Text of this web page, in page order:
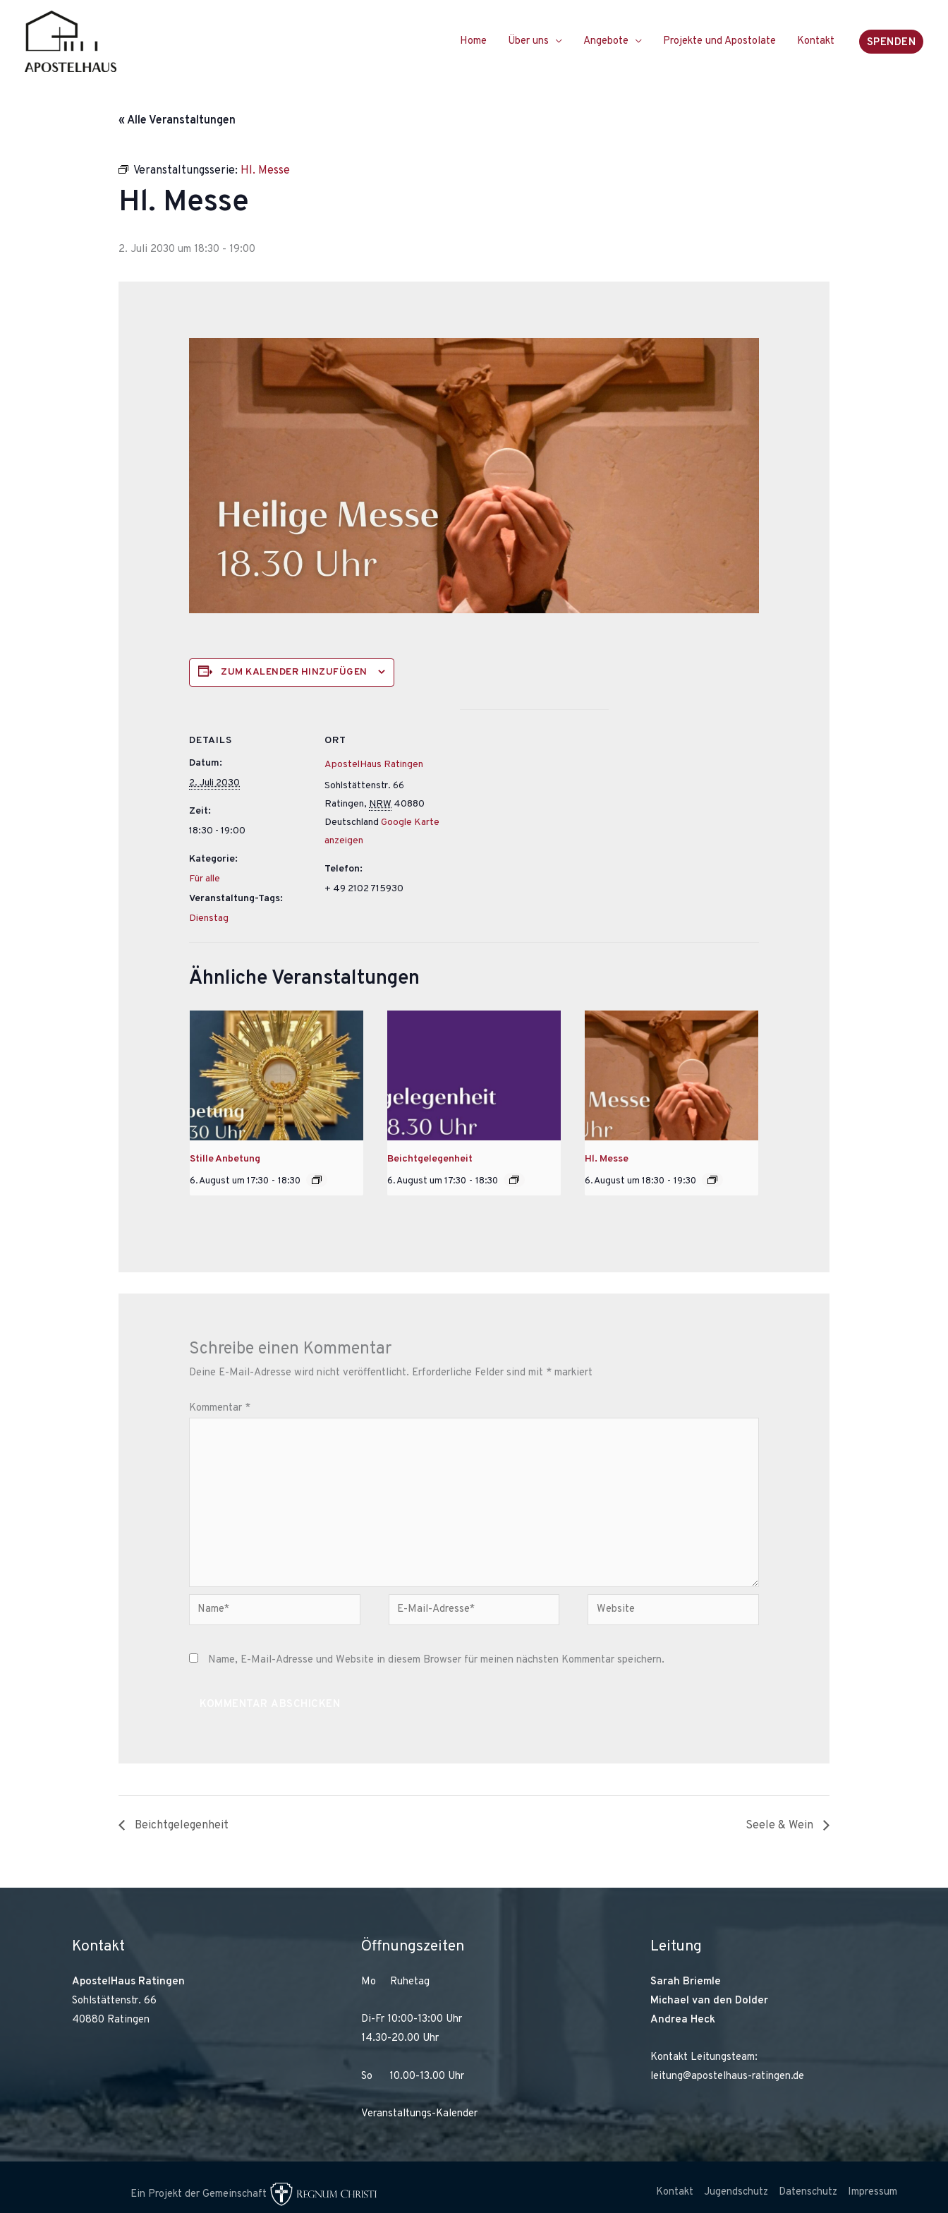
Inhalt
springen
Home Über uns Angebote Projekte und Apostolate Kontakt SPENDEN
« Alle Veranstaltungen
Veranstaltungsserie: Hl. Messe
Hl. Messe
2. Juli 2030 um 18:30 - 19:00
ZUM KALENDER HINZUFÜGEN
DETAILS
Datum:
2. Juli 2030
Zeit:
18:30 - 19:00
Kategorie:
Für alle
Veranstaltung-Tags:
Dienstag
ORT
ApostelHaus Ratingen
Sohlstättenstr. 66
Ratingen, NRW 40880
Deutschland Google Karte
anzeigen
Telefon:
+ 49 2102 715930
Ähnliche Veranstaltungen
Stille Anbetung
6. August um 17:30 - 18:30
Beichtgelegenheit
6. August um 17:30 - 18:30
Hl. Messe
6. August um 18:30 - 19:30
Schreibe einen Kommentar
Deine E-Mail-Adresse wird nicht veröffentlicht. Erforderliche Felder sind mit * markiert
Kommentar *
Name*
E-
Mail-
Website
Name, E-Mail-Adresse und Website in diesem Browser für meinen nächsten Kommentar speichern.
Beichtgelegenheit Seele & Wein
Kontakt
ApostelHaus Ratingen
Sohlstättenstr. 66
40880 Ratingen
Öffnungszeiten
Mo Ruhetag
Di-Fr 10:00-13:00 Uhr
14.30-20.00 Uhr
So 10.00-13.00 Uhr
Veranstaltungs-Kalender
Leitung
Sarah Briemle
Michael van den Dolder
Andrea Heck
Kontakt Leitungsteam:
leitung@apostelhaus-ratingen.de
Ein Projekt der Gemeinschaft Kontakt Jugendschutz Datenschutz Impressum